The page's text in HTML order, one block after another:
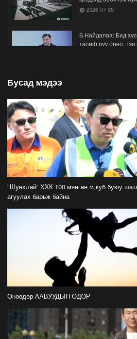
2026-07-30
Б.Найдалаа: Бид
тариф руу орно, тэр
2026-07-22
С.Амарсайхан:
нээдэг, үүгээр
хаана
2026-07-21
ФОТО: Тажикистан
2026-07-21
"Улсын цолд хүрсэн
илрээгүй, аймгийн
гэх имэйл ирсэн"
2026-07-21
Засгийн газрын
шийдвэрийг
2026-07-21
Тажикистан Улсын
Рахмоныг угтан
2026-07-21
Бусад мэдээ
"Шунхлай” ХХК 100 мянган м.куб буюу
агуулах барьж байна
Өнөөдөр ААВУУДЫН ӨДӨР